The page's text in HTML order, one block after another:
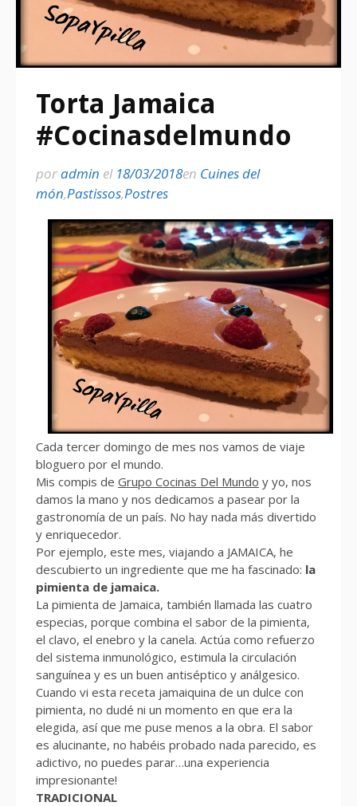
Torta Jamaica
#Cocinasdelmundo
poradmin el 18/03/2018en Cuines del
món,Pastissos,Postres
Cada tercer domingo de mes nos vamos de viaje
bloguero por el mundo.
Mis compis de Grupo Cocinas Del Mundo y yo, nos
damos la mano y nos dedicamos a pasear por la
gastronomía de un país. No hay nada más divertido
y enriquecedor.
Por ejemplo, este mes, viajando a JAMAICA, he
descubierto un ingrediente que me ha fascinado: la
pimienta de jamaica.
La pimienta de Jamaica, también llamada las cuatro
especias, porque combina el sabor de la pimienta,
el clavo, el enebro y la canela. Actúa como refuerzo
del sistema inmunológico, estimula la circulación
sanguínea y es un buen antiséptico y análgesico.
Cuando vi esta receta jamaiquina de un dulce con
pimienta, no dudé ni un momento en que era la
elegida, así que me puse menos a la obra. El sabor
es alucinante, no habéis probado nada parecido, es
adictivo, no puedes parar…una experiencia
impresionante!
TRADICIONAL